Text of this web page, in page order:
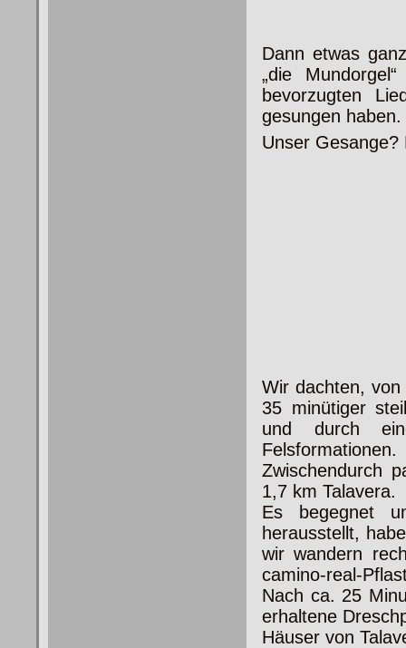
Dann etwas
„die
bevorzugten
gesungen haben.
Unser
Wir dachten, von
35 minütiger
und durch
Felsformationen.
Zwischendurch
1,7 km Talavera.
Es begegnet
herausstellt,
wir wandern
camino-real-
Nach ca. 25
erhaltene
Häuser von